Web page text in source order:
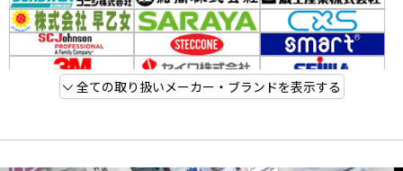
全ての取り扱いメーカー・ブランドを表示する